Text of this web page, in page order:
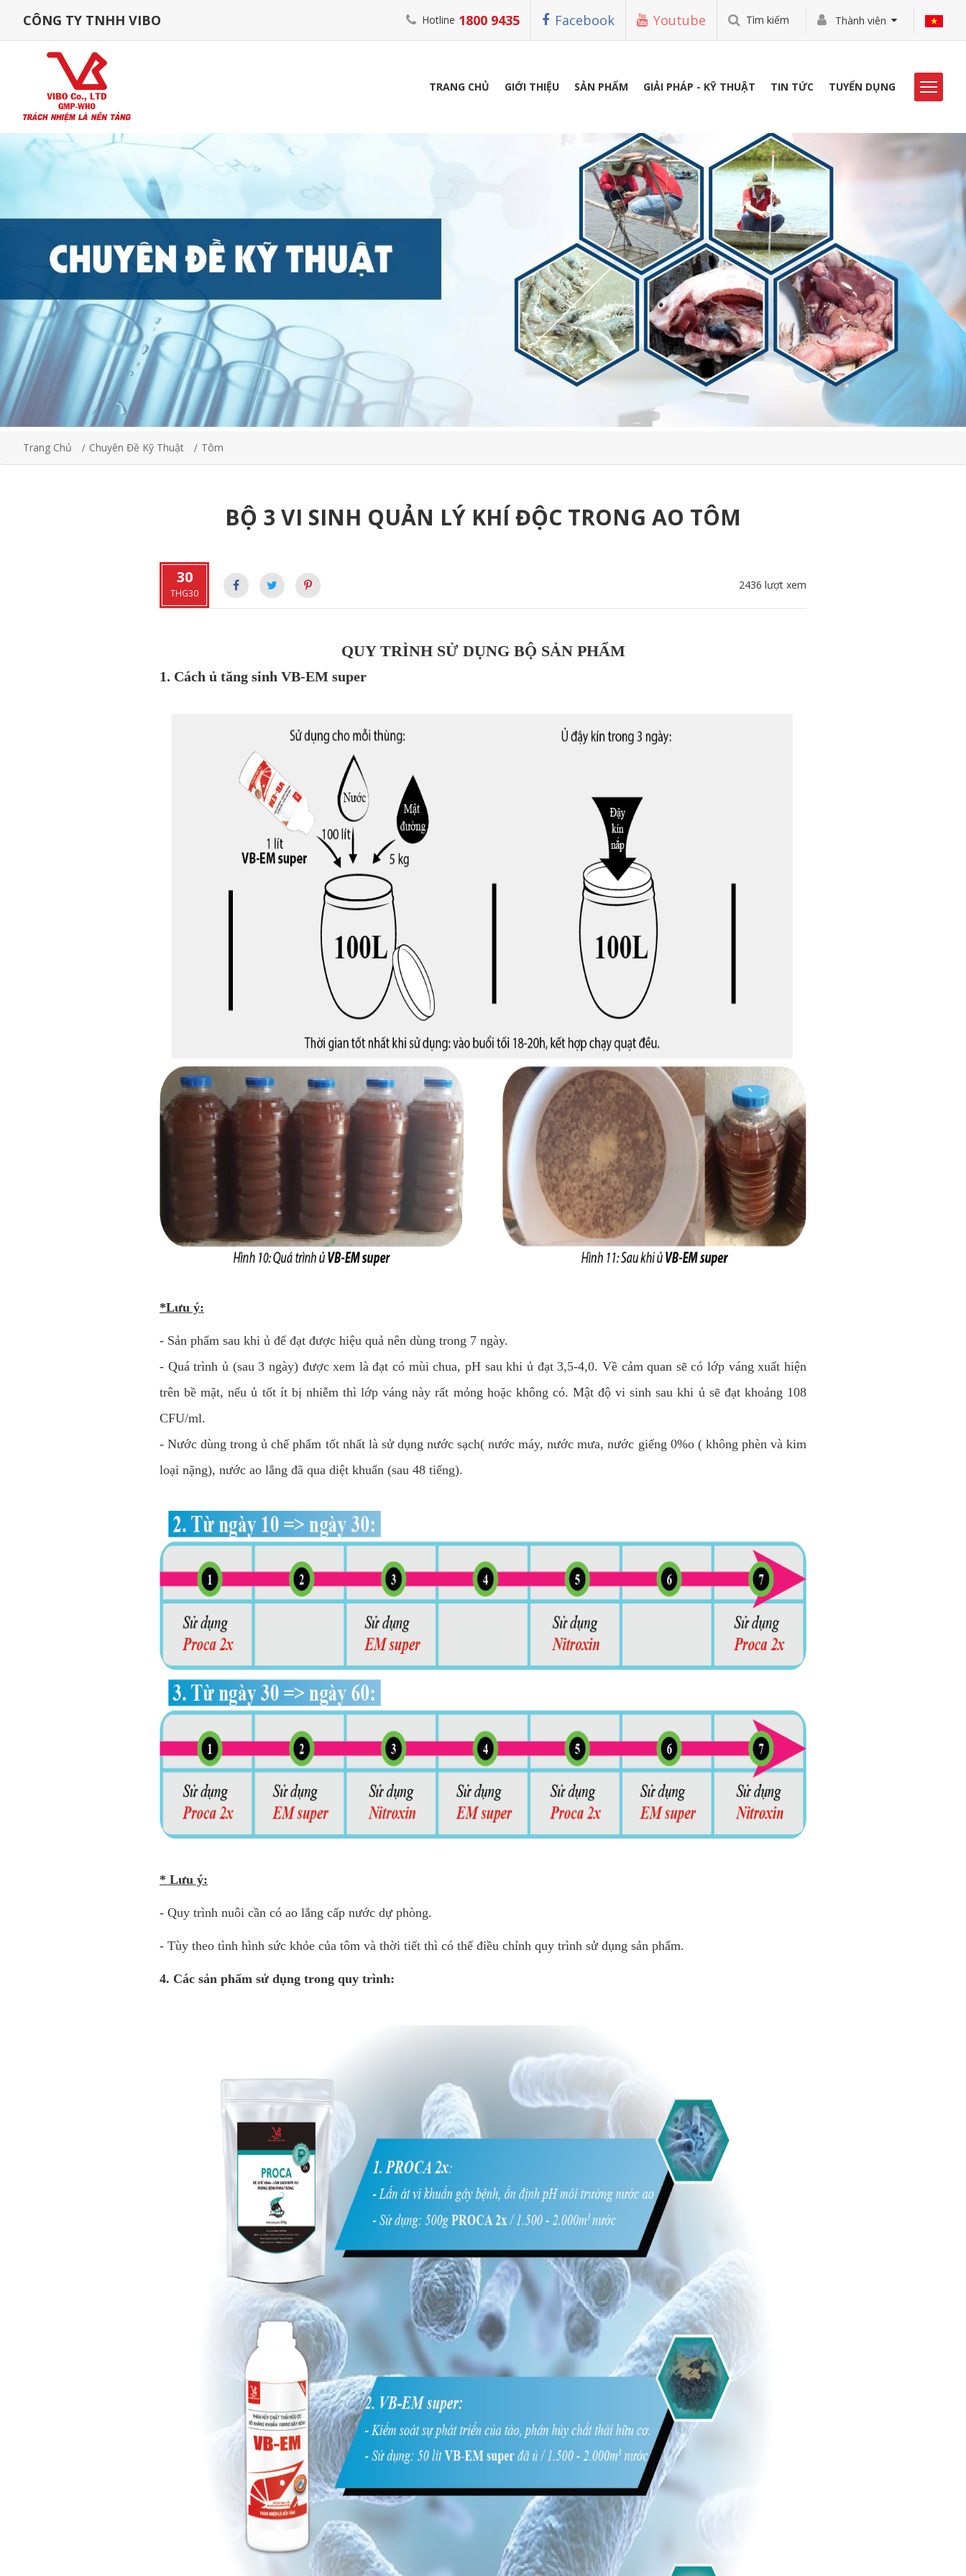
CÔNG TY TNHH VIBO Hotline 1800 9435 Facebook Youtube Tìm kiếm Thành viên
TRANG CHỦ GIỚI THIỆU SẢN PHẨM GIẢI PHÁP - KỸ THUẬT TIN TỨC TUYỂN DỤNG
THƯ VIỆN
TUYỂN DỤNG
LIÊN HỆ
Trang Chủ Chuyên Đề Kỹ Thuật Tôm
BỘ 3 VI SINH QUẢN LÝ KHÍ ĐỘC TRONG AO TÔM
30
THG30
2436 lượt xem
QUY TRÌNH SỬ DỤNG BỘ SẢN PHẨM
1. Cách ủ tăng sinh VB-EM super
*Lưu ý:
- Sản phẩm sau khi ủ để đạt được hiệu quả nên dùng trong 7 ngày.
- Quá trình ủ (sau 3 ngày) được xem là đạt có mùi chua, pH sau khi ủ đạt 3,5-4,0. Về cảm quan sẽ có lớp váng xuất hiện
trên bề mặt, nếu ủ tốt ít bị nhiễm thì lớp váng này rất mỏng hoặc không có. Mật độ vi sinh sau khi ủ sẽ đạt khoảng 108
CFU/ml.
- Nước dùng trong ủ chế phẩm tốt nhất là sử dụng nước sạch( nước máy, nước mưa, nước giếng 0%o ( không phèn và kim
loại nặng), nước ao lắng đã qua diệt khuẩn (sau 48 tiếng).
* Lưu ý:
- Quy trình nuôi cần có ao lắng cấp nước dự phòng.
- Tùy theo tình hình sức khỏe của tôm và thời tiết thì có thể điều chỉnh quy trình sử dụng sản phẩm.
4. Các sản phẩm sử dụng trong quy trình: